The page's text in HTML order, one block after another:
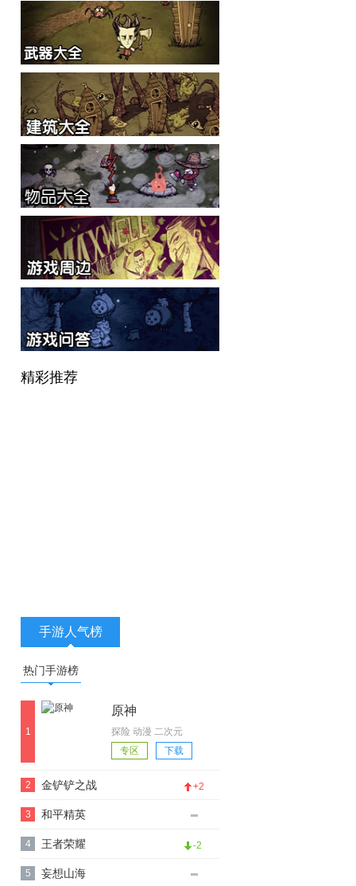
精彩推荐
手游人气榜
热门手游榜
1
原神
探险 动漫 二次元
专区
下载
2 金铲铲之战 +2
3 和平精英
4 王者荣耀 -2
5 妄想山海